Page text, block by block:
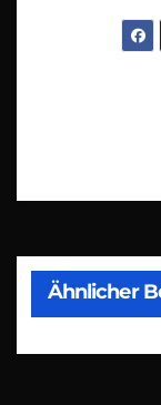
Ähnlicher